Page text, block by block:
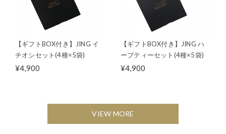
【ギフトBOX付き】JING イ
チオシセット(4種×5袋)
¥4,900
【ギフトBOX付き】JING ハ
ーブティーセット(4種×5袋)
¥4,900
VIEW MORE